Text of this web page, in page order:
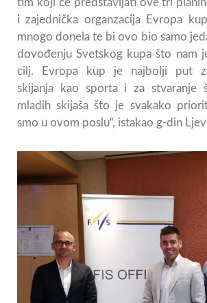
i zajednička organzacija Evropa
mnogo donela te bi ovo bio samo
dovođenju Svetskog kupa što nam
cilj. Evropa kup je najbolji put
skijanja kao sporta i za stvaranje
mladih skijaša što je svakako
smo u ovom poslu“, istakao g-din